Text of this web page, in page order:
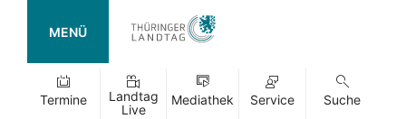
MENÜ
Termine
Landtag
Live
Mediathek Service Suche